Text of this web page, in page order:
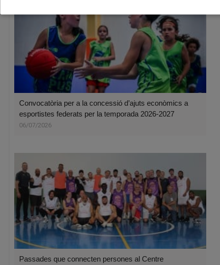
Convocatòria per a la concessió d’ajuts econòmics a
esportistes federats per la temporada 2026-2027
06/07/2026
Passades que connecten persones al Centre